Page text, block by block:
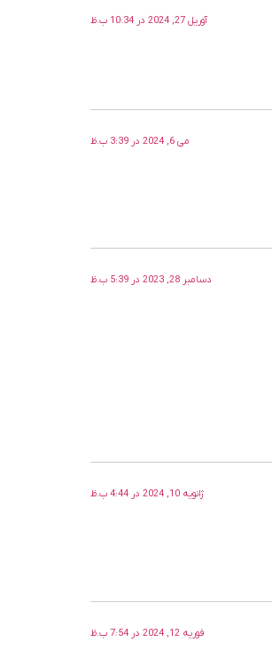
آوریل 27, 2024 در 10:34 ب.ظ
می 6, 2024 در 3:39 ب.ظ
دسامبر 28, 2023 در 5:39 ب.ظ
ژانویه 10, 2024 در 4:44 ب.ظ
فوریه 12, 2024 در 7:54 ب.ظ